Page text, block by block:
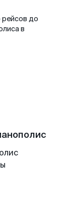
рейсов до
в